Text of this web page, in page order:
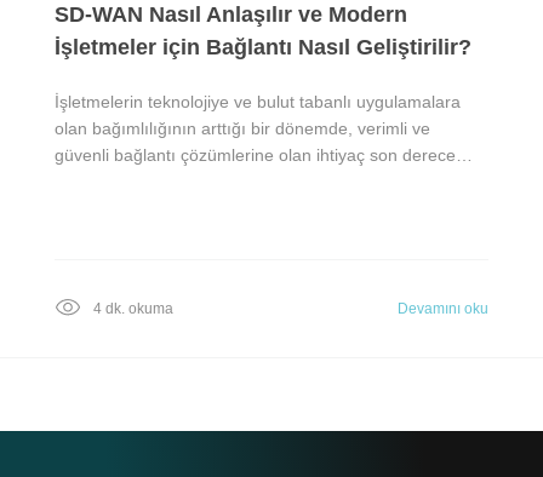
SD-WAN Nasıl Anlaşılır ve Modern
İşletmeler için Bağlantı Nasıl Geliştirilir?
İşletmelerin teknolojiye ve bulut tabanlı uygulamalara
olan bağımlılığının arttığı bir dönemde, verimli ve
güvenli bağlantı çözümlerine olan ihtiyaç son derece…
4 dk. okuma Devamını oku